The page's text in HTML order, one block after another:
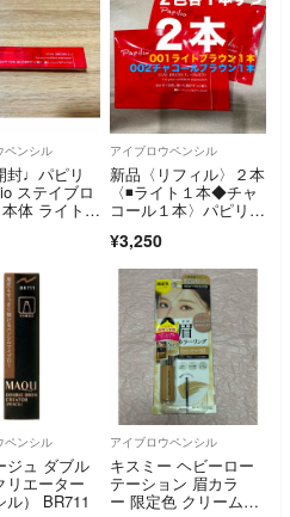
ペンシル
封♩パピリ
ステイブロ
体 ライトブ
アイブロウペンシル
新品〈リフィル〉２本
〈◾️ライト１本◆チャ
コール１本〉パピリ
¥3,250
ペンシル
ジュ ダブル
リエーター
ル） BR711
アイブロウペンシル
キスミー ヘビーロー
テーション 眉カラ
ー 限定色 クリームベ